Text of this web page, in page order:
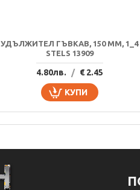
УДЪЛЖИТЕЛ ГЪВКАВ, 150 MM, 1_4
STELS 13909
4.80лв. / € 2.45
КУПИ